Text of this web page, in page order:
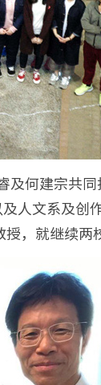
何建宗共
文系及创
，就继续两